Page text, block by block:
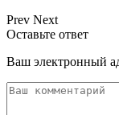
Prev Next
Оставьте ответ
Ваш электронный